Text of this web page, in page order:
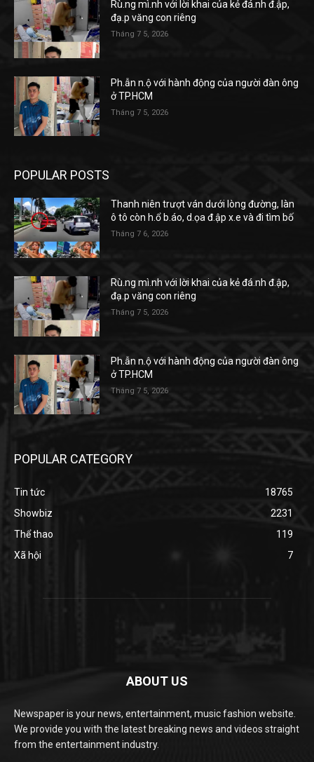
Rù.ng mì.nh với lời khai của kẻ đá.nh đ.ập,
đạ.p văng con riêng
Tháng 7 5, 2026
Ph.ẫn n.ộ với hành động của người đàn ông
ở TP.HCM
Tháng 7 5, 2026
POPULAR POSTS
Thanh niên trượt ván dưới lòng đường, làn
ô tô còn h.ổ b.áo, d.ọa đ.ập x.e và đi tìm bố
Tháng 7 6, 2026
Rù.ng mì.nh với lời khai của kẻ đá.nh đ.ập,
đạ.p văng con riêng
Tháng 7 5, 2026
Ph.ẫn n.ộ với hành động của người đàn ông
ở TP.HCM
Tháng 7 5, 2026
POPULAR CATEGORY
Tin tức
18765
Showbiz
2231
Thể thao
119
Xã hội
7
ABOUT US
Newspaper is your news, entertainment, music fashion website.
We provide you with the latest breaking news and videos straight
from the entertainment industry.